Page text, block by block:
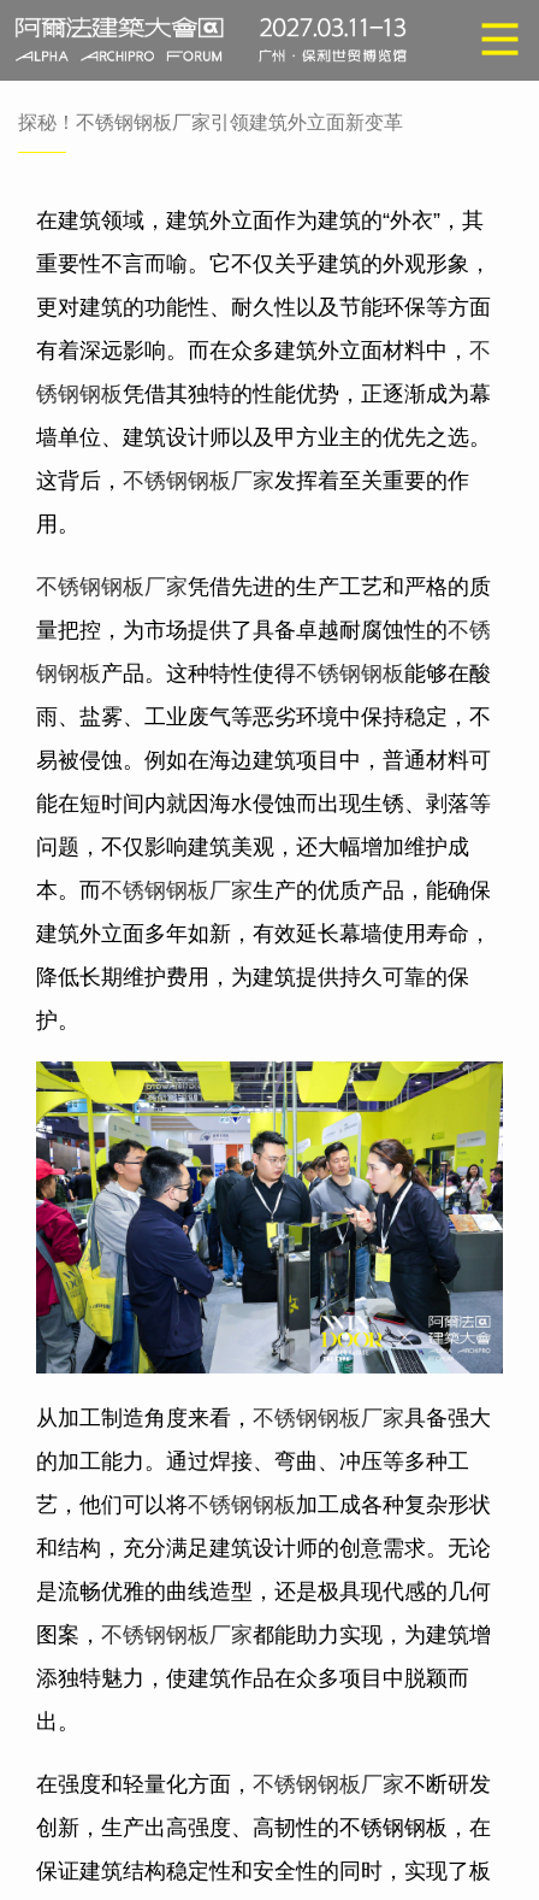
探秘！不锈钢钢板厂家引领建筑外立面新变革
在建筑领域，建筑外立面作为建筑的“外衣”，其
重要性不言而喻。它不仅关乎建筑的外观形象，
更对建筑的功能性、耐久性以及节能环保等方面
有着深远影响。而在众多建筑外立面材料中， 不
锈钢钢板凭借其独特的性能优势，正逐渐成为幕
墙单位、建筑设计师以及甲方业主的优先之选。
这背后， 不锈钢钢板厂家发挥着至关重要的作
用。
不锈钢钢板厂家凭借先进的生产工艺和严格的质
量把控，为市场提供了具备卓越耐腐蚀性的不锈
钢钢板产品。这种特性使得不锈钢钢板能够在酸
雨、盐雾、工业废气等恶劣环境中保持稳定，不
易被侵蚀。例如在海边建筑项目中，普通材料可
能在短时间内就因海水侵蚀而出现生锈、剥落等
问题，不仅影响建筑美观，还大幅增加维护成
本。而不锈钢钢板厂家生产的优质产品，能确保
建筑外立面多年如新，有效延长幕墙使用寿命，
降低长期维护费用，为建筑提供持久可靠的保
护。
从加工制造角度来看， 不锈钢钢板厂家具备强大
的加工能力。通过焊接、弯曲、冲压等多种工
艺，他们可以将不锈钢钢板加工成各种复杂形状
和结构，充分满足建筑设计师的创意需求。无论
是流畅优雅的曲线造型，还是极具现代感的几何
图案， 不锈钢钢板厂家都能助力实现，为建筑增
添独特魅力，使建筑作品在众多项目中脱颖而
出。
在强度和轻量化方面， 不锈钢钢板厂家不断研发
创新，生产出高强度、高韧性的不锈钢钢板，在
保证建筑结构稳定性和安全性的同时，实现了板